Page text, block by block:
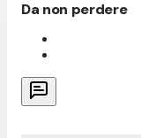
Da non perdere